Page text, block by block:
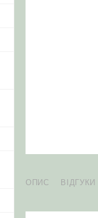
ОПИС ВІДГУКИ